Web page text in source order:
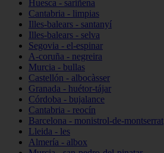
Huesca - sariñena
Cantabria - limpias
Illes-balears - santanyí
Illes-balears - selva
Segovia - el-espinar
A-coruña - negreira
Murcia - bullas
Castellón - albocàsser
Granada - huétor-tájar
Córdoba - bujalance
Cantabria - reocín
Barcelona - monistrol-de-montserrat
Lleida - les
Almería - albox